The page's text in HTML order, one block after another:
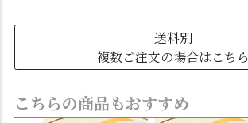
送料別
複数ご注文の場合はこちら
こちらの商品もおすすめ